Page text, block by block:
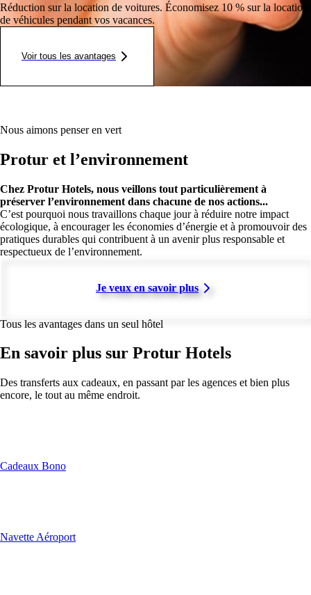
Réduction sur la location de voitures. Économisez 10 % sur la location
de véhicules pendant vos vacances.
Voir tous les avantages
Nous aimons penser en vert
Protur et l’environnement
Chez Protur Hotels, nous veillons tout particulièrement à
préserver l’environnement dans chacune de nos actions...
C’est pourquoi nous travaillons chaque jour à réduire notre impact
écologique, à encourager les économies d’énergie et à promouvoir des
pratiques durables qui contribuent à un avenir plus responsable et
respectueux de l’environnement.
Je veux en savoir plus
Tous les avantages dans un seul hôtel
En savoir plus sur Protur Hotels
Des transferts aux cadeaux, en passant par les agences et bien plus
encore, le tout au même endroit.
Cadeaux Bono
Navette Aéroport